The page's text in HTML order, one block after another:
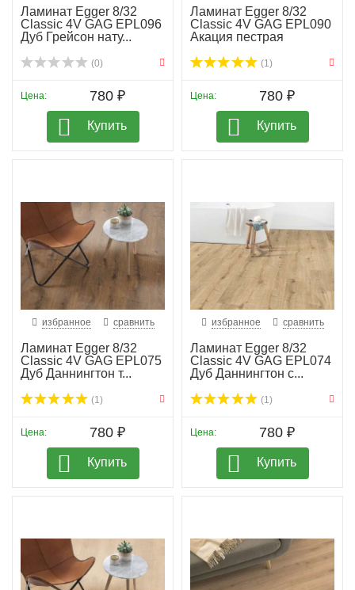
Ламинат Egger 8/32
Classic 4V GAG EPL096
Дуб Грейсон нату...
(0)
Цена: 780 ₽
Купить
Ламинат Egger 8/32
Classic 4V GAG EPL090
Акация пестрая
(1)
Цена: 780 ₽
Купить
избранное сравнить
Ламинат Egger 8/32
Classic 4V GAG EPL075
Дуб Даннингтон т...
(1)
Цена: 780 ₽
Купить
избранное сравнить
Ламинат Egger 8/32
Classic 4V GAG EPL074
Дуб Даннингтон с...
(1)
Цена: 780 ₽
Купить